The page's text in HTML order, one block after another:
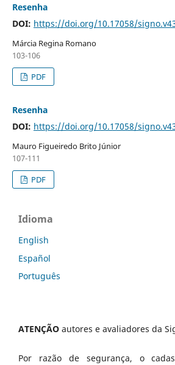
Resenha
DOI: https://doi.org/10.17058/
Márcia Regina Romano
103-106
PDF
Resenha
DOI: https://doi.org/10.17058/
Mauro Figueiredo Brito Júnior
107-111
PDF
Idioma
English
Español
Português
ATENÇÃO autores e avaliadores da
Por razão de segurança, o